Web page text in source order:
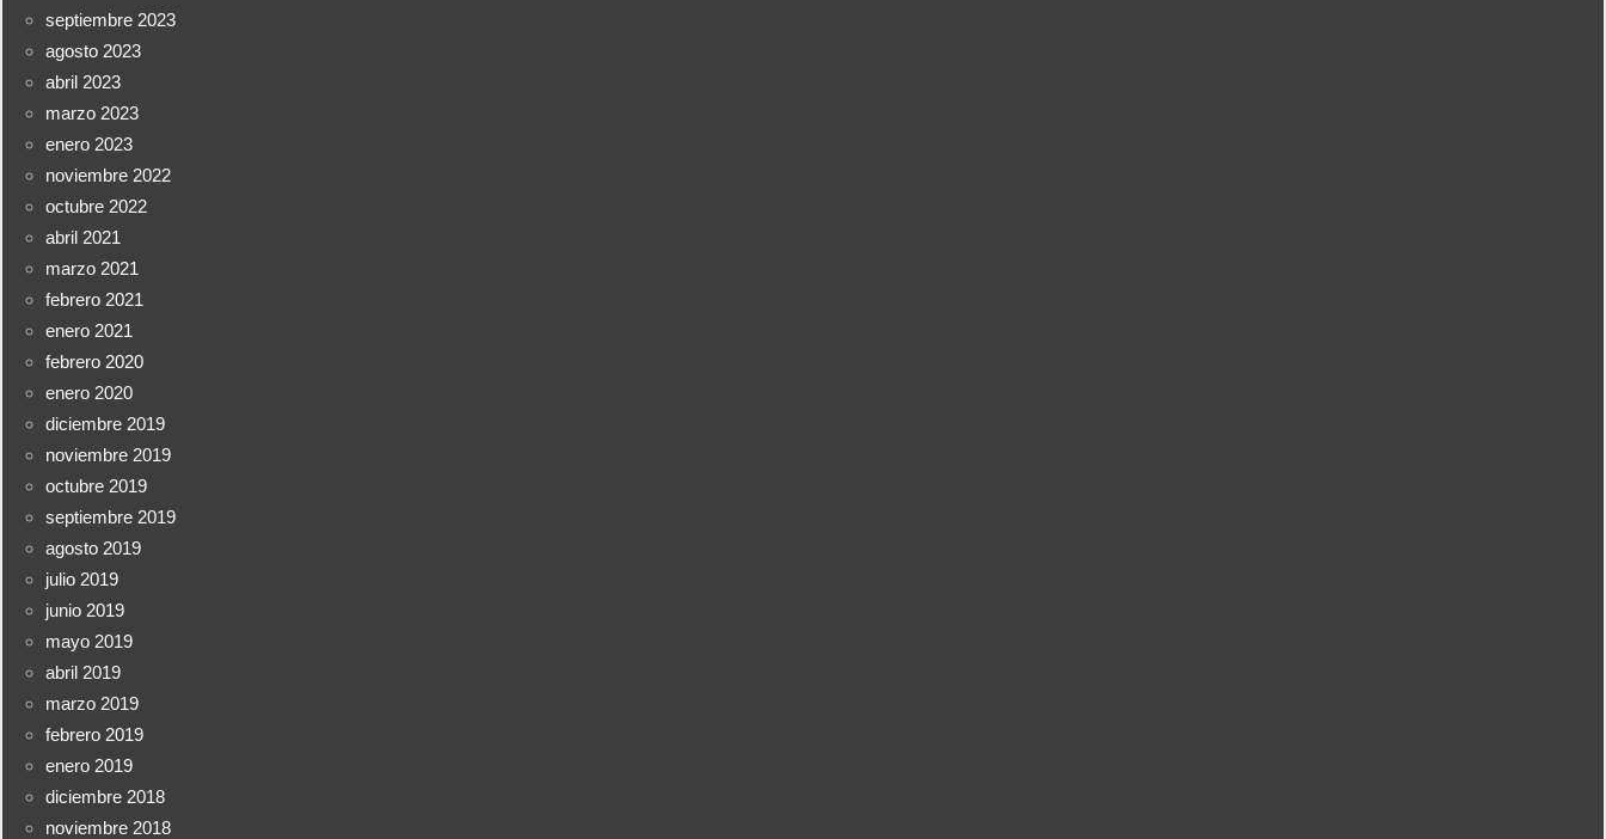
septiembre 2023
agosto 2023
abril 2023
marzo 2023
enero 2023
noviembre 2022
octubre 2022
abril 2021
marzo 2021
febrero 2021
enero 2021
febrero 2020
enero 2020
diciembre 2019
noviembre 2019
octubre 2019
septiembre 2019
agosto 2019
julio 2019
junio 2019
mayo 2019
abril 2019
marzo 2019
febrero 2019
enero 2019
diciembre 2018
noviembre 2018